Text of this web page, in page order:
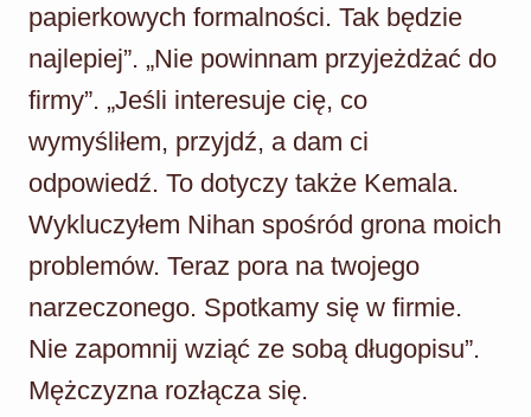
papierkowych formalności. Tak będzie
najlepiej”. „Nie powinnam przyjeżdżać do
firmy”. „Jeśli interesuje cię, co
wymyśliłem, przyjdź, a dam ci
odpowiedź. To dotyczy także Kemala.
Wykluczyłem Nihan spośród grona moich
problemów. Teraz pora na twojego
narzeczonego. Spotkamy się w firmie.
Nie zapomnij wziąć ze sobą długopisu”.
Mężczyzna rozłącza się.